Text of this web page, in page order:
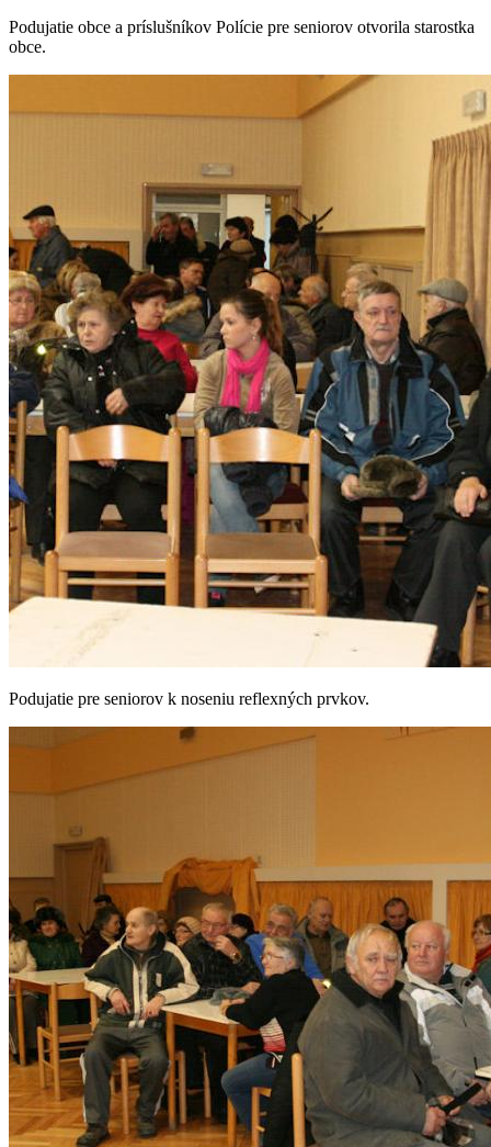
Podujatie obce a príslušníkov Polície pre seniorov otvorila starostka
obce.
Podujatie pre seniorov k noseniu reflexných prvkov.